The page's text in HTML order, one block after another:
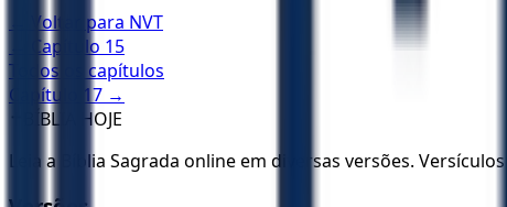
← Voltar para NVT
← Capítulo 15
Todos os capítulos
Capítulo
17 →
BÍBLIA HOJE
Leia a Bíblia Sagrada online em diversas versões.